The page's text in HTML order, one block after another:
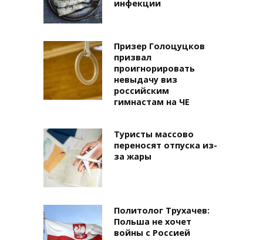
инфекции
Призер Голоцуцков
призвал
проигнорировать
невыдачу виз
российским
гимнастам на ЧЕ
Туристы массово
переносят отпуска из-
за жары
Политолог Трухачев:
Польша не хочет
войны с Россией